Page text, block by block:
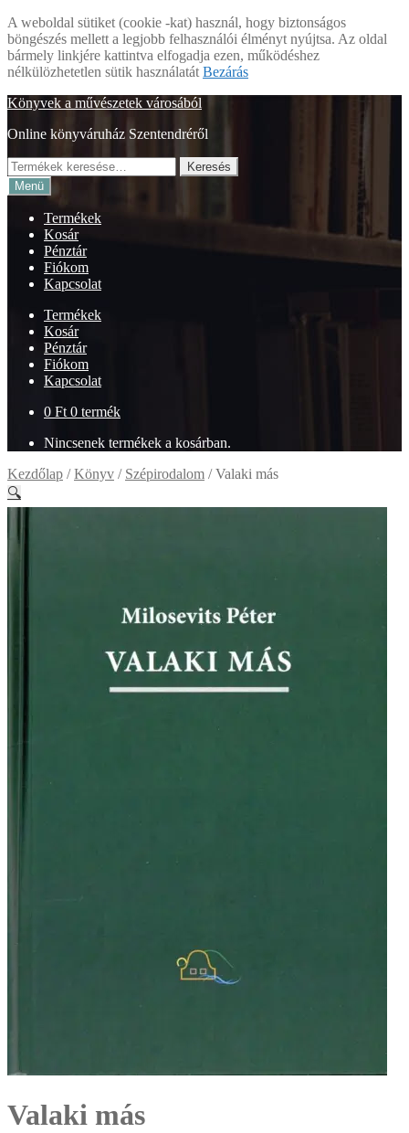
A weboldal sütiket (cookie -kat) használ, hogy biztonságos
böngészés mellett a legjobb felhasználói élményt nyújtsa. Az oldal
bármely linkjére kattintva elfogadja ezen, működéshez
nélkülözhetetlen sütik használatát Bezárás
Ugrás
navigációhoz
Kilépés
tartalomba
Könyvek a művészetek városából
Online könyváruház Szentendréről
Keresés
a
következőre:
Keresés
Menü
Termékek
Kosár
Pénztár
Fiókom
Kapcsolat
Termékek
Kosár
Pénztár
Fiókom
Kapcsolat
0 Ft 0 termék
Nincsenek termékek a kosárban.
Kezdőlap /Könyv / Szépirodalom /Valaki más
🔍
Valaki más